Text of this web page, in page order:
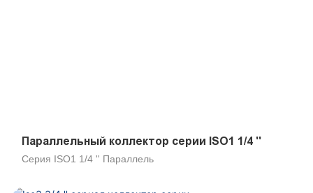
Параллельный коллектор серии ISO1 1/4 ''
Серия ISO1 1/4 '' Параллель